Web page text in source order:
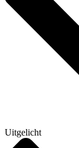
Uitgelicht